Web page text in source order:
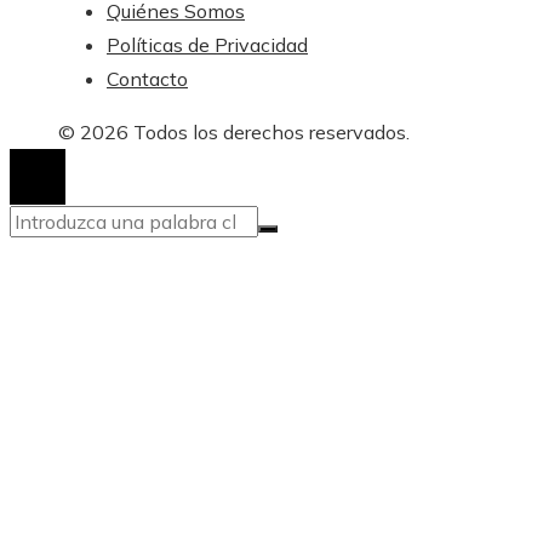
Quiénes Somos
Políticas de Privacidad
Contacto
© 2026 Todos los derechos reservados.